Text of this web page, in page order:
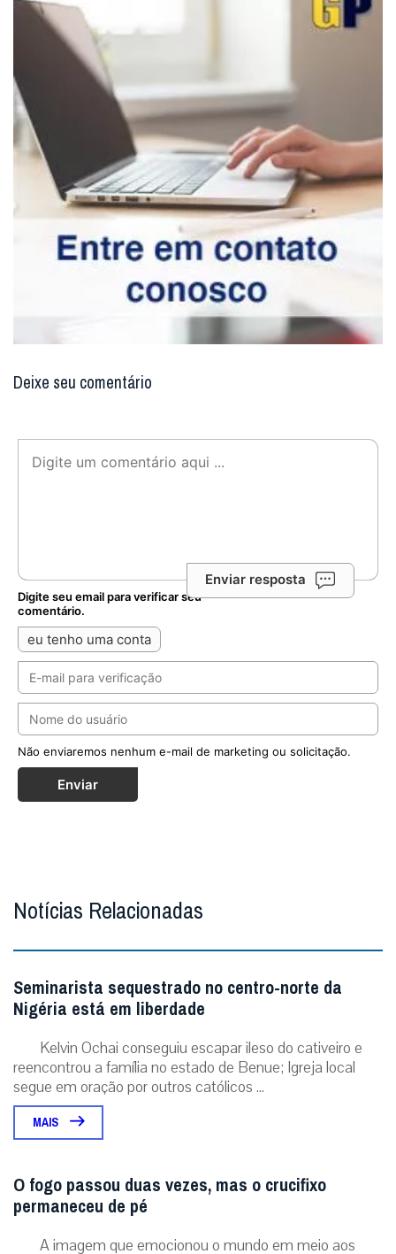
Deixe seu comentário
Enviar resposta
Digite seu email para verificar seu
comentário.
eu tenho uma conta
Não enviaremos nenhum e-mail de marketing ou solicitação.
Enviar
Notícias Relacionadas
Seminarista sequestrado no centro-norte da
Nigéria está em liberdade
Kelvin Ochai conseguiu escapar ileso do cativeiro e
reencontrou a família no estado de Benue; Igreja local
segue em oração por outros católicos ...
MAIS
O fogo passou duas vezes, mas o crucifixo
permaneceu de pé
A imagem que emocionou o mundo em meio aos